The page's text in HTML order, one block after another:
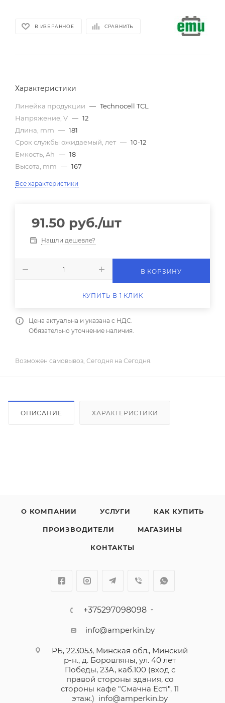
В ИЗБРАННОЕ СРАВНИТЬ
Характеристики
Линейка продукции — Technocell TCL
Напряжение, V — 12
Длина, mm — 181
Срок службы ожидаемый, лет — 10-12
Емкость, Ah — 18
Высота, mm — 167
Все характеристики
91.50 руб./шт
Нашли дешевле?
В КОРЗИНУ
КУПИТЬ В 1 КЛИК
Цена актуальна и указана с НДС.
Обязательно уточнение наличия.
Возможен самовывоз, Сегодня на Сегодня.
ОПИСАНИЕ ХАРАКТЕРИСТИКИ
О КОМПАНИИ УСЛУГИ КАК КУПИТЬ
ПРОИЗВОДИТЕЛИ МАГАЗИНЫ
КОНТАКТЫ
+375297098098
info@amperkin.by
РБ, 223053, Минская обл., Минский
р-н., д. Боровляны, ул. 40 лет
Победы, 23А, каб.100 (вход с
правой стороны здания, со
стороны кафе "Смачна Естi", 11
этаж.) info@amperkin.by